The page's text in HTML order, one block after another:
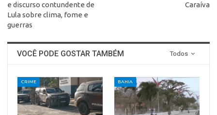
e discurso contundente de
Lula sobre clima, fome e
guerras
Caraíva
Todos
VOCÊ PODE GOSTAR TAMBÉM
CRIME BAHIA